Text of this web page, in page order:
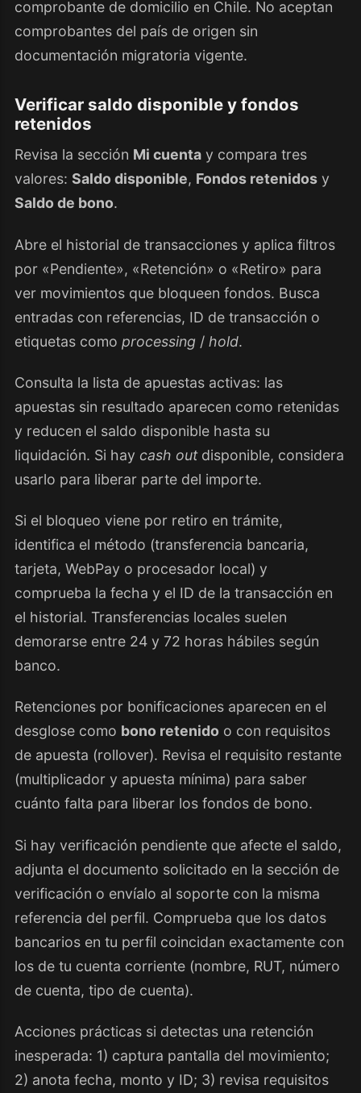
comprobante de domicilio en Chile. No aceptan
comprobantes del país de origen sin
documentación migratoria vigente.
Verificar saldo disponible y fondos
retenidos
Revisa la sección Mi cuentay compara tres
valores: Saldo disponible, Fondos retenidosy
Saldo de bono.
Abre el historial de transacciones y aplica filtros
por «Pendiente», «Retención» o «Retiro» para
ver movimientos que bloqueen fondos. Busca
entradas con referencias, ID de transacción o
etiquetas como processing / hold.
Consulta la lista de apuestas activas: las
apuestas sin resultado aparecen como retenidas
y reducen el saldo disponible hasta su
liquidación. Si hay cash outdisponible, considera
usarlo para liberar parte del importe.
Si el bloqueo viene por retiro en trámite,
identifica el método (transferencia bancaria,
tarjeta, WebPay o procesador local) y
comprueba la fecha y el ID de la transacción en
el historial. Transferencias locales suelen
demorarse entre 24 y 72 horas hábiles según
banco.
Retenciones por bonificaciones aparecen en el
desglose como bono retenidoo con requisitos
de apuesta (rollover). Revisa el requisito restante
(multiplicador y apuesta mínima) para saber
cuánto falta para liberar los fondos de bono.
Si hay verificación pendiente que afecte el saldo,
adjunta el documento solicitado en la sección de
verificación o envíalo al soporte con la misma
referencia del perfil. Comprueba que los datos
bancarios en tu perfil coincidan exactamente con
los de tu cuenta corriente (nombre, RUT, número
de cuenta, tipo de cuenta).
Acciones prácticas si detectas una retención
inesperada: 1) captura pantalla del movimiento;
2) anota fecha, monto y ID; 3) revisa requisitos